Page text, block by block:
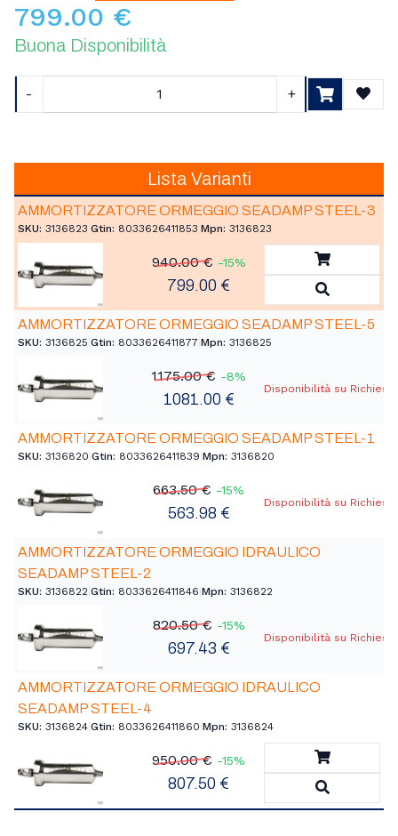
799.00 €
Buona Disponibilità
-
+
Lista Varianti
AMMORTIZZATORE ORMEGGIO SEADAMP STEEL-3
SKU: 3136823 Gtin: 8033626411853 Mpn: 3136823
940.00 € -15%
799.00 €
Aggiungi
AMMORTIZZATORE ORMEGGIO SEADAMP STEEL-5
SKU: 3136825 Gtin: 8033626411877 Mpn: 3136825
1175.00 € -8%
1081.00 €
Disponibilità su
AMMORTIZZATORE ORMEGGIO SEADAMP STEEL-1
SKU: 3136820 Gtin: 8033626411839 Mpn: 3136820
663.50 € -15%
563.98 €
Disponibilità su
AMMORTIZZATORE ORMEGGIO IDRAULICO
SEADAMP STEEL-2
SKU: 3136822 Gtin: 8033626411846 Mpn: 3136822
820.50 € -15%
697.43 €
Disponibilità su
AMMORTIZZATORE ORMEGGIO IDRAULICO
SEADAMP STEEL-4
SKU: 3136824 Gtin: 8033626411860 Mpn: 3136824
950.00 € -15%
807.50 €
Aggiungi